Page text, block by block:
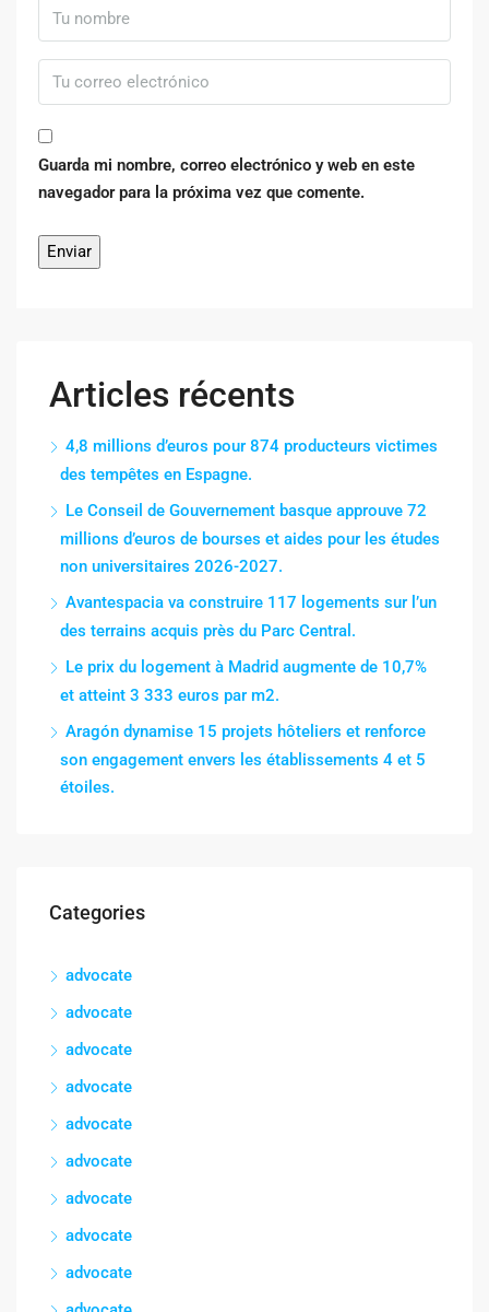
Guarda mi nombre, correo electrónico y web en este
navegador para la próxima vez que comente.
Articles récents
4,8 millions d’euros pour 874 producteurs victimes
des tempêtes en Espagne.
Le Conseil de Gouvernement basque approuve 72
millions d’euros de bourses et aides pour les études
non universitaires 2026-2027.
Avantespacia va construire 117 logements sur l’un
des terrains acquis près du Parc Central.
Le prix du logement à Madrid augmente de 10,7%
et atteint 3 333 euros par m2.
Aragón dynamise 15 projets hôteliers et renforce
son engagement envers les établissements 4 et 5
étoiles.
Categories
advocate
advocate
advocate
advocate
advocate
advocate
advocate
advocate
advocate